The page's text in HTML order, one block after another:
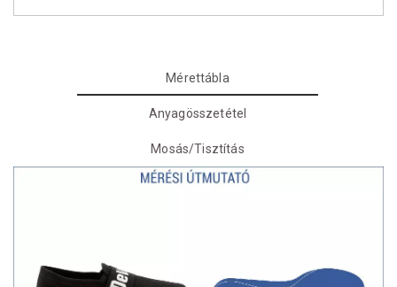
Mérettábla
Anyagösszetétel
Mosás/Tisztítás